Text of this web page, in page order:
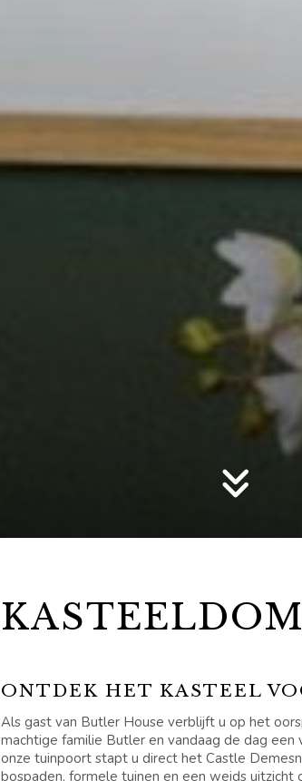
ONTDEK HET KASTEEL
Als gast van Butler House verblijft u op het
machtige familie Butler en vandaag de dag
onze tuinpoort stapt u direct het Castle
bospaden, formele tuinen en een weids uitzicht